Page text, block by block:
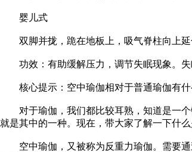
婴儿式
双脚并拢，跪在地板上，吸气脊柱向上延
功效：有助缓解压力，调节失眠现象。失
核心提示：空中瑜伽相对于普通瑜伽有什
对于瑜伽，我们都比较耳熟，知道是一个
就是其中的一种。现在，带大家了解一下什么
空中瑜伽，又被称为反重力瑜伽。需要通